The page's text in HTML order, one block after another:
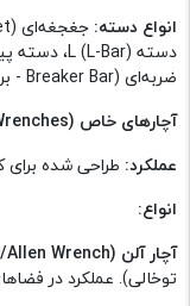
انواع دسته:
ضربه‌ای (Breaker Bar - برای گشتاورهای بسیار بالا).
آچارهای خاص (Specialty Wrenches):
عملکرد: طراحی شده برای
انواع:
آچار آلن (Hex Key/Allen Wrench):
توخالی). عملکرد در